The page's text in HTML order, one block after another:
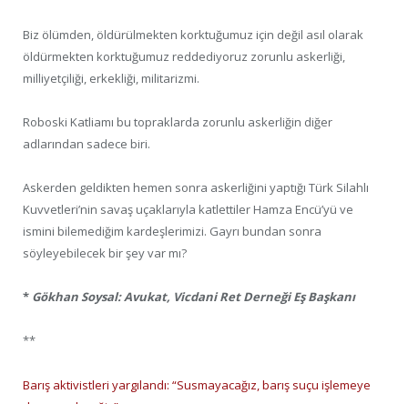
Biz ölümden, öldürülmekten korktuğumuz için değil asıl olarak
öldürmekten korktuğumuz reddediyoruz zorunlu askerliği,
milliyetçiliği, erkekliği, militarizmi.
Roboski Katliamı bu topraklarda zorunlu askerliğin diğer
adlarından sadece biri.
Askerden geldikten hemen sonra askerliğini yaptığı Türk Silahlı
Kuvvetleri’nin savaş uçaklarıyla katlettiler Hamza Encü’yü ve
ismini bilemediğim kardeşlerimizi. Gayrı bundan sonra
söyleyebilecek bir şey var mı?
* Gökhan Soysal: Avukat, Vicdani Ret Derneği Eş Başkanı
**
Barış aktivistleri yargılandı: “Susmayacağız, barış suçu işlemeye